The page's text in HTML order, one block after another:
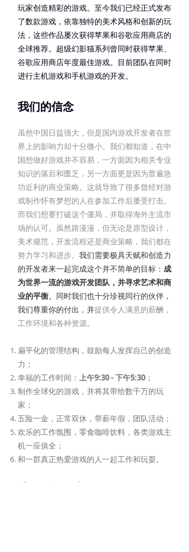
玩家创造精彩的游戏。至今我们已经正式发布
了数款游戏，依靠独特的美术风格和创新的玩
法，这些作品屡次获得苹果和谷歌应用商店的
全球推荐。超级幻影猫系列曾同时获得苹果、
谷歌应用商店年度最佳游戏。目前团队在同时
进行主机游戏和手机游戏的开发。
我们的信念
虽然中国日益强大，但是国内游戏开发者在世
界上的影响力却十分微小。我们都知道，在中
国想做好游戏并不容易，一方面因为相关专业
知识的落后和匮乏，另一方面更是因为普遍急
功近利的商业策略。这就导致了很多曾经对游
戏制作怀有梦想的人在参加工作后屡受打击。
而我们想要打破这个僵局，并取得海外主流市
场的认可。虽然路漫漫，但无论是原型设计，
美术规范，开发流程还是商业策略，我们都在
努力学习和进步。 我们需要极具天赋和创造力
的开发者来一起完成这个并不简单的目标： 成
为世界一流的游戏开发团队，并寻求艺术和商
业的平衡。同时我们也十分珍视同行的伙伴，
我们尊重你的付出，并提供令人满意的薪酬，
工作环境和各种资源。
扁平化的管理结构，鼓励每人发挥自己的创造
力；
幸福的工作时间： 上午9:30 - 下午5:30 ；
制作全球化的游戏，并将其带给数千万的玩
家；
五险一金，正常双休，带薪年假，团队活动；
欢乐的工作氛围，零食咖啡饮料，各类游戏主
机一应俱全；
和一群真正热爱游戏的人一起工作和玩耍。
请发送简历和作品至